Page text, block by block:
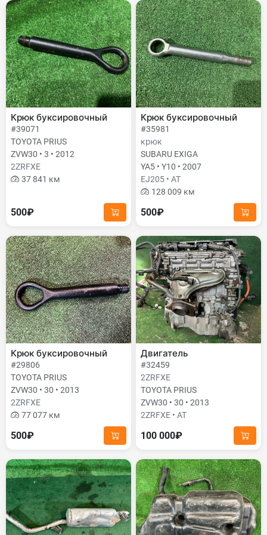
Крюк буксировочный
#39071
TOYOTA PRIUS
ZVW30 • 3 • 2012
2ZRFXE
37 841 км
500₽
Крюк буксировочный
#35981
крюк
SUBARU EXIGA
YA5 • Y10 • 2007
EJ205 • AT
128 009 км
500₽
Крюк буксировочный
#29806
TOYOTA PRIUS
ZVW30 • 30 • 2013
2ZRFXE
77 077 км
500₽
Двигатель
#32459
2ZRFXE
TOYOTA PRIUS
ZVW30 • 30 • 2013
2ZRFXE • AT
100 000₽